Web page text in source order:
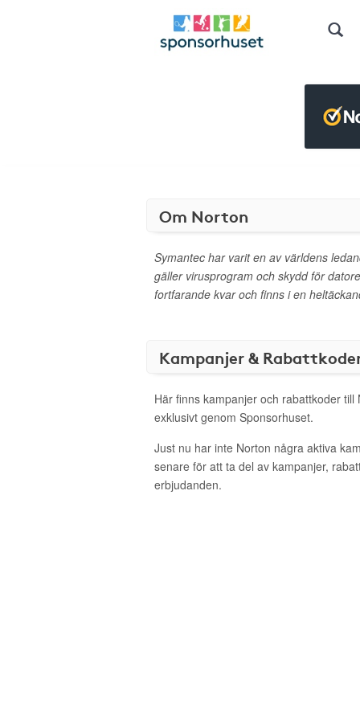
Om Norton
Symantec har varit en av världens
gäller virusprogram och skydd för
fortfarande kvar och finns i en
Kampanjer &
Här finns kampanjer och rabattkoder till
exklusivt genom Sponsorhuset.
Just nu har inte Norton några aktiva
senare för att ta del av kampanjer,
erbjudanden.